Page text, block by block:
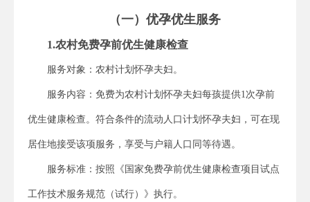
（一）优孕优生服务
1.农村免费孕前优生健康检查
服务对象：农村计划怀孕夫妇。
服务内容：免费为农村计划怀孕夫妇每孩提供1次孕前
优生健康检查。符合条件的流动人口计划怀孕夫妇，可在现
居住地接受该项服务，享受与户籍人口同等待遇。
服务标准：按照《国家免费孕前优生健康检查项目试点
工作技术服务规范（试行）》执行。